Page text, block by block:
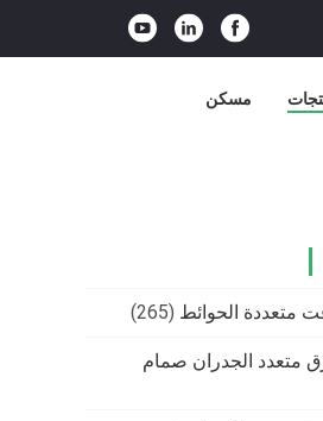
مسكن
متعددة الحوائط (265)
متعدد الجدران صمام